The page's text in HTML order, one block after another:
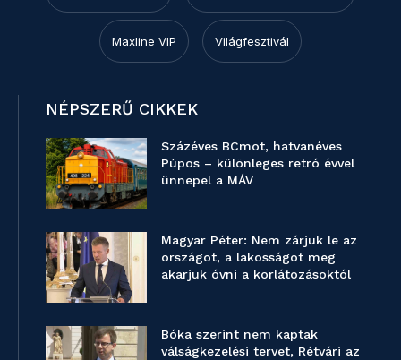
Maxline VIP Világfesztivál
NÉPSZERŰ CIKKEK
Százéves BCmot, hatvanéves
Púpos – különleges retró évvel
ünnepel a MÁV
Magyar Péter: Nem zárjuk le az
országot, a lakosságot meg
akarjuk óvni a korlátozásoktól
Bóka szerint nem kaptak
válságkezelési tervet, Rétvári az